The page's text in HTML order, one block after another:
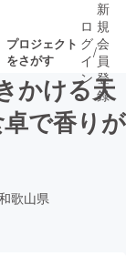
プロジェクト
をさがす
いプ
ロ
グ
イ
ン
/
新
規
会
員
登
録
かける天
で香りが
歌山県